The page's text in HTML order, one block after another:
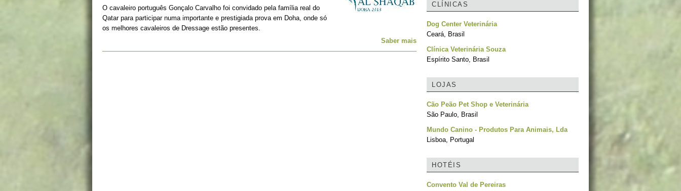
O cavaleiro português Gonçalo Carvalho foi convidado pela família real do
Qatar para participar numa importante e prestigiada prova em Doha, onde só
os melhores cavaleiros de Dressage estão presentes.
Saber mais
CLÍNICAS
Dog Center Veterinária
Ceará, Brasil
Clínica Veterinária Souza
Espírito Santo, Brasil
LOJAS
Cão Peão Pet Shop e Veterinária
São Paulo, Brasil
Mundo Canino - Produtos Para Animais, Lda
Lisboa, Portugal
HOTÉIS
Convento Val de Pereiras